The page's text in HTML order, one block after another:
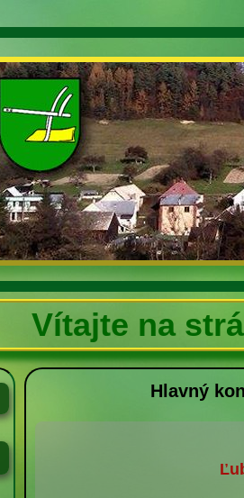
Vítajte na
Hlavný